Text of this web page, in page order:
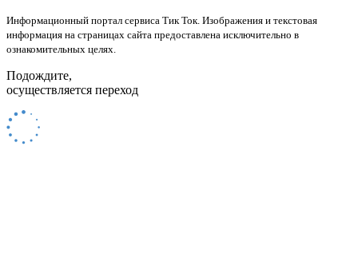
Информационный портал сервиса Тик Ток. Изображения и текстовая
информация на страницах сайта предоставлена исключительно в
ознакомительных целях.
Подождите,
осуществляется переход